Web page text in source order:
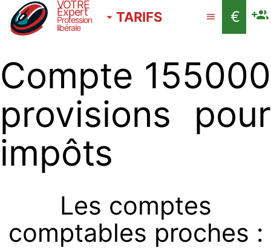
VOTRE
Expert
Profession
libérale
TARIFS €
Compte 155000
provisions pour
impôts
Les comptes
comptables proches :